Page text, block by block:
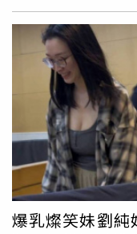
布局。目前民進黨檯
不分區立委王義川
世杰是土生土長的
榜首，也是台北市長
大學與台大法學碩士
在前桃園市長鄭文
要職，也在桃園市客
中心服務過，被歸類
一手提拔的政壇新秀
士。2018年鄭文燦連
一職，投入民進黨桃
爆乳燦笑妹劉